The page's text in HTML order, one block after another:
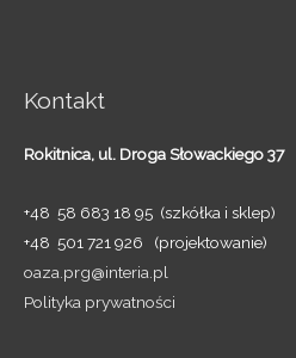
Kontakt
Rokitnica, ul. Droga Słowackiego 37
+48 58 683 18 95 (szkółka i sklep)
+48 501 721 926 (projektowanie)
oaza.prg@interia.pl
Polityka prywatności